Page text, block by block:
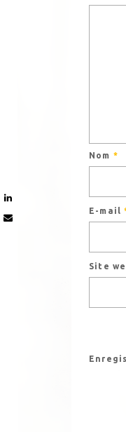
Nom *
E-mail
Site